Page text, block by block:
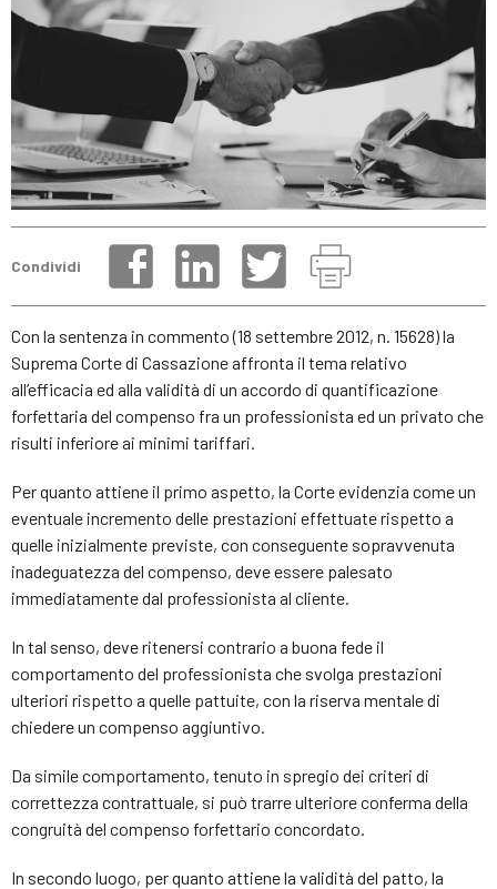
Condividi
Con la sentenza in commento (18 settembre 2012, n. 15628) la
Suprema Corte di Cassazione affronta il tema relativo
all’efficacia ed alla validità di un accordo di quantificazione
forfettaria del compenso fra un professionista ed un privato che
risulti inferiore ai minimi tariffari.
Per quanto attiene il primo aspetto, la Corte evidenzia come un
eventuale incremento delle prestazioni effettuate rispetto a
quelle inizialmente previste, con conseguente sopravvenuta
inadeguatezza del compenso, deve essere palesato
immediatamente dal professionista al cliente.
In tal senso, deve ritenersi contrario a buona fede il
comportamento del professionista che svolga prestazioni
ulteriori rispetto a quelle pattuite, con la riserva mentale di
chiedere un compenso aggiuntivo.
Da simile comportamento, tenuto in spregio dei criteri di
correttezza contrattuale, si può trarre ulteriore conferma della
congruità del compenso forfettario concordato.
In secondo luogo, per quanto attiene la validità del patto, la